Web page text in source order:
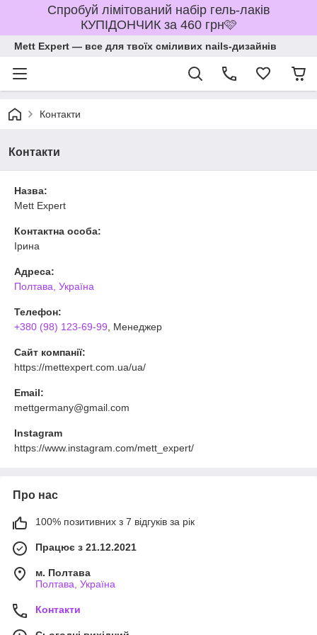
Спробуй лімітований набір гель-лаків
КУПІДОНЧИК за 460 грн🩷
Mett Expert — все для твоїх сміливих nails-дизайнів
Контакти
Контакти
Назва:
Mett Expert
Контактна особа:
Ірина
Адреса:
Полтава, Україна
Телефон:
+380 (98) 123-69-99 , Менеджер
Сайт компанії:
https://mettexpert.com.ua/ua/
Email:
mettgermany@gmail.com
Instagram
https://www.instagram.com/mett_expert/
Про нас
100% позитивних з 7 відгуків за рік
Працює з 21.12.2021
м. Полтава
Полтава, Україна
Контакти